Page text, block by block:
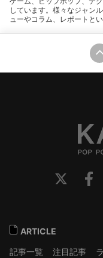
しています。様々なジャン
ューやコラム、レポートと
ARTICLE
記事一覧
注目記事